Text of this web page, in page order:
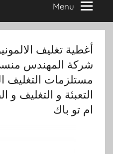
Menu
أغطية تغليف
شركة المهندس
مستلزمات التغليف
التعبئة و التغليف و
ام تو باك